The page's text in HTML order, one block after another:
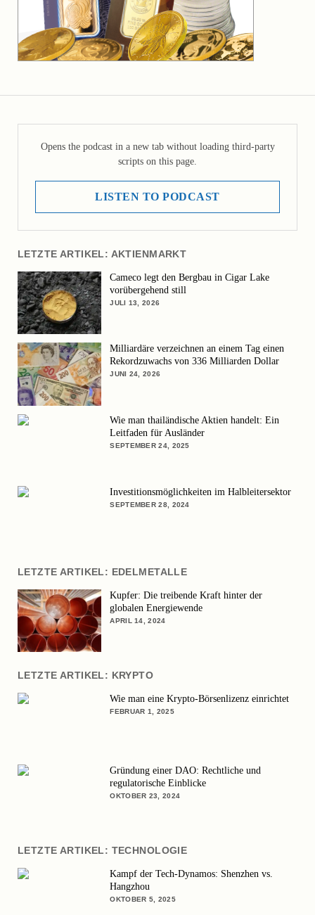
Opens the podcast in a new tab without loading third-party
scripts on this page.
LISTEN TO PODCAST
LETZTE ARTIKEL: AKTIENMARKT
Cameco legt den Bergbau in Cigar Lake
vorübergehend still
JULI 13, 2026
Milliardäre verzeichnen an einem Tag einen
Rekordzuwachs von 336 Milliarden Dollar
JUNI 24, 2026
Wie man thailändische Aktien handelt: Ein
Leitfaden für Ausländer
SEPTEMBER 24, 2025
Investitionsmöglichkeiten im Halbleitersektor
SEPTEMBER 28, 2024
LETZTE ARTIKEL: EDELMETALLE
Kupfer: Die treibende Kraft hinter der
globalen Energiewende
APRIL 14, 2024
LETZTE ARTIKEL: KRYPTO
Wie man eine Krypto-Börsenlizenz einrichtet
FEBRUAR 1, 2025
Gründung einer DAO: Rechtliche und
regulatorische Einblicke
OKTOBER 23, 2024
LETZTE ARTIKEL: TECHNOLOGIE
Kampf der Tech-Dynamos: Shenzhen vs.
Hangzhou
OKTOBER 5, 2025